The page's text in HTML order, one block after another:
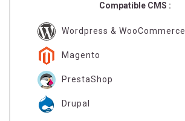
Compatible CMS :
Wordpress & WooCommerce
Magento
PrestaShop
Drupal